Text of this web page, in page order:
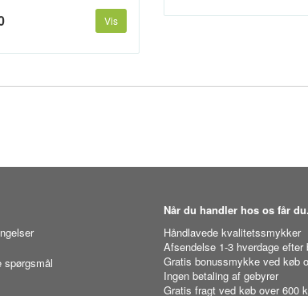
Vis
spørgsmål
Når du handler hos os får
Håndlavede kvalitetssmykker
Afsendelse 1-3 hverdage efter
Gratis bonussmykke ved køb
Ingen betaling af gebyrer
Gratis fragt ved køb over 600